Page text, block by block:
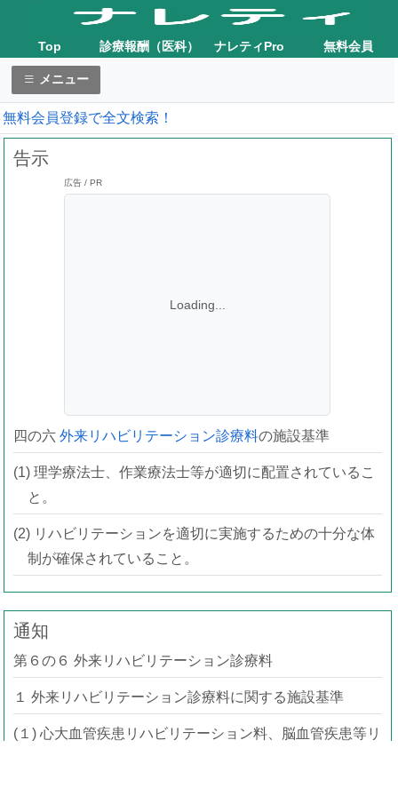
Top 診療報酬（医科） ナレティPro 無料会員
メニュー
無料会員登録で全文検索！
告示
広告 / PR
Loading...
四の六 外来リハビリテーション診療料の施設基準
(1) 理学療法士、作業療法士等が適切に配置されているこ
と。
(2) リハビリテーションを適切に実施するための十分な体
制が確保されていること。
通知
第６の６ 外来リハビリテーション診療料
１ 外来リハビリテーション診療料に関する施設基準
(１) 心大血管疾患リハビリテーション料、脳血管疾患等リ